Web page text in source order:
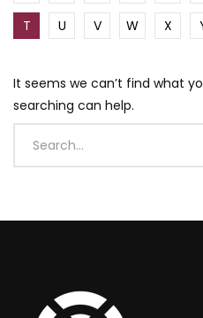
T
U V W X
It seems we can’t find what
searching can help.